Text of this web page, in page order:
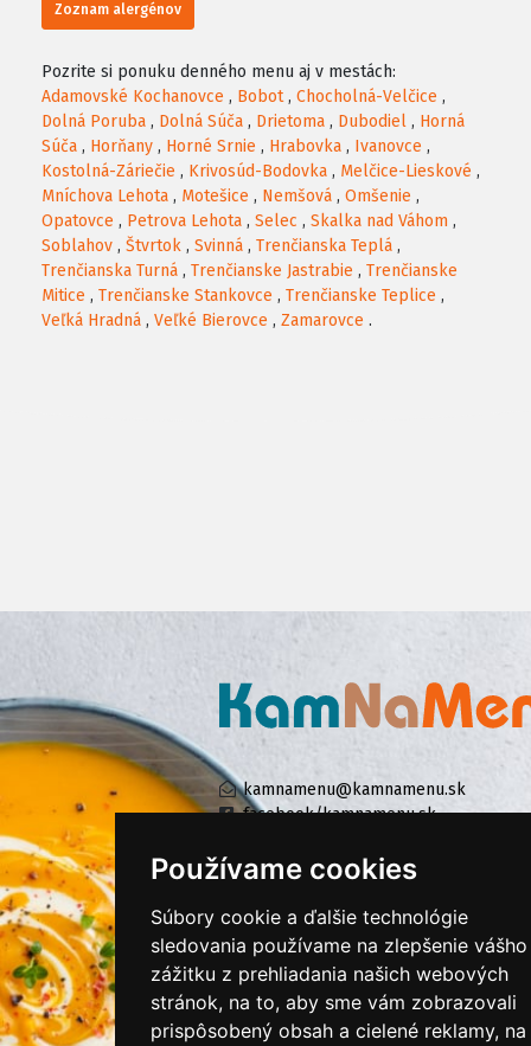
Používame cookies
Súbory cookie a ďalšie technológie
sledovania používame na zlepšenie vášho
zážitku z prehliadania našich webových
stránok, na to, aby sme vám zobrazovali
prispôsobený obsah a cielené reklamy, na
Zoznam alergénov
Pozrite si ponuku denného menu aj v mestách:
Adamovské Kochanovce , Bobot, Chocholná-Velčice ,
Dolná Poruba , Dolná Súča , Drietoma , Dubodiel , Horná
Súča , Horňany , Horné Srnie , Hrabovka , Ivanovce ,
Kostolná-Záriečie , Krivosúd-Bodovka , Melčice-Lieskové ,
Mníchova Lehota , Motešice , Nemšová , Omšenie ,
Opatovce , Petrova Lehota , Selec , Skalka nad Váhom ,
Soblahov , Štvrtok , Svinná , Trenčianska Teplá ,
Trenčianska Turná , Trenčianske Jastrabie , Trenčianske
Mitice , Trenčianske Stankovce , Trenčianske Teplice ,
Veľká Hradná , Veľké Bierovce , Zamarovce .
kamnamenu@kamnamenu.sk
facebook/kamnamenu.sk
KONTAKTUJTE NÁS
PRIHLÁSIŤ SA DO ZÁKAZNÍCKEJ ZÓNY